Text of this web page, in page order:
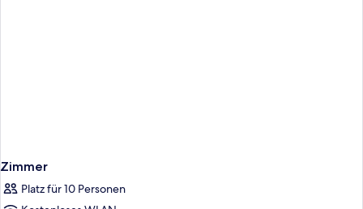
Zimmer
Platz für 10 Personen